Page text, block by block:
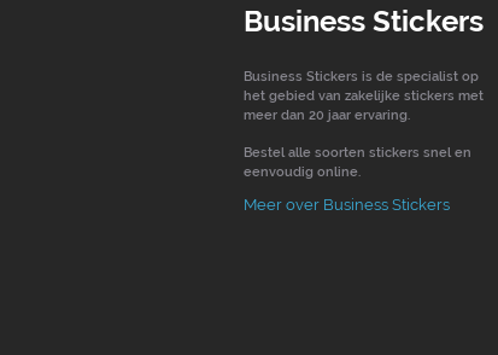
Business Stickers
Business Stickers is de specialist op
het gebied van zakelijke stickers met
meer dan 20 jaar ervaring.
Bestel alle soorten stickers snel en
eenvoudig online.
Meer over Business Stickers